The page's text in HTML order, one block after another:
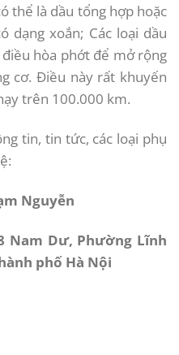
thể là dầu tổng hợp hoặc
dạng xoắn; Các loại dầu
hòa phớt để mở rộng
cơ. Điều này rất khuyến
trên 100.000 km.
tin, tin tức, các loại phụ
Nguyễn
Nam Dư, Phường Lĩnh
phố Hà Nội